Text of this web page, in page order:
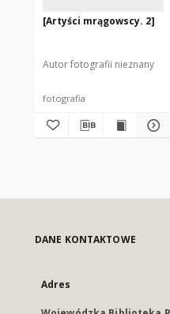
[Artyści mrągowscy. 2]
Autor fotografii nieznany
fotografia
DANE KONTAKTOWE
Adres